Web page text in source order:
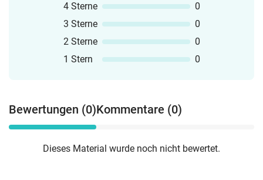
4 Sterne
0
3 Sterne
0
2 Sterne
0
1 Stern
0
Bewertungen (0)Kommentare (0)
Dieses Material wurde noch nicht bewertet.